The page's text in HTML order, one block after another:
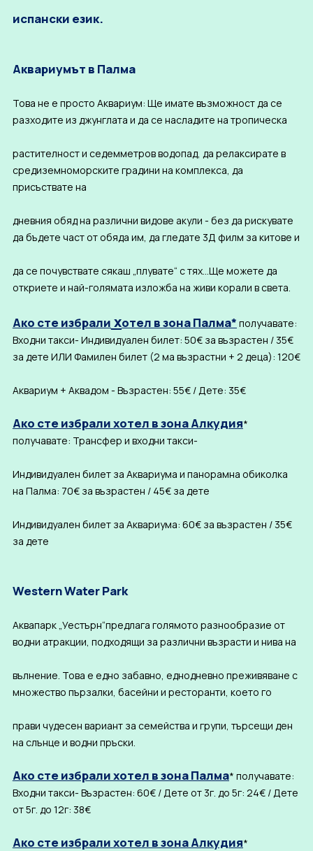
испански език.
Аквариумът в Палма
Това не е просто Аквариум: Ще имате възможност да се
разходите из джунглата и да се насладите на тропическа
растителност и седемметров водопад, да релаксирате в
средиземноморските градини на комплекса, да
присъствате на
дневния обяд на различни видове акули - без да рискувате
да бъдете част от обяда им, да гледате 3Д филм за китове и
да се почувствате сякаш „плувате“ с тях…Ще можете да
откриете и най-голямата изложба на живи корали в света.
Ако сте избрали хотел в зона Палма* получавате:
Входни такси- Индивидуален билет: 50€ за възрастен / 35€
за дете ИЛИ Фамилен билет (2 ма възрастни + 2 деца): 120€
Аквариум + Аквадом - Възрастен: 55€ / Дете: 35€
Ако сте избрали хотел в зона Алкудия*
получавате: Трансфер и входни такси-
Индивидуален билет за Аквариума и панорамна обиколка
на Палма: 70€ за възрастен / 45€ за дете
Индивидуален билет за Аквариума: 60€ за възрастен / 35€
за дете
Western Water Park
Аквапарк „Уестърн“предлага голямото разнообразие от
водни атракции, подходящи за различни възрасти и нива на
вълнение. Това е едно забавно, еднодневно преживяване с
множество пързалки, басейни и ресторанти, което го
прави чудесен вариант за семейства и групи, търсещи ден
на слънце и водни пръски.
Ако сте избрали хотел в зона Палма* получавате:
Входни такси- Възрастен: 60€ / Дете от 3г. до 5г: 24€ / Дете
от 5г. до 12г: 38€
Ако сте избрали хотел в зона Алкудия*